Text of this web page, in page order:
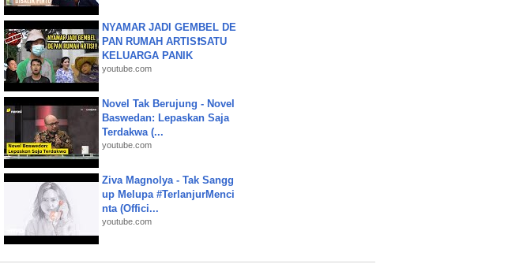
NYAMAR JADI GEMBEL DE
PAN RUMAH ARTIS❗SATU
KELUARGA PANIK
youtube.com
Novel Tak Berujung - Novel
Baswedan: Lepaskan Saja
Terdakwa (...
youtube.com
Ziva Magnolya - Tak Sangg
up Melupa #TerlanjurMenci
nta (Offici...
youtube.com